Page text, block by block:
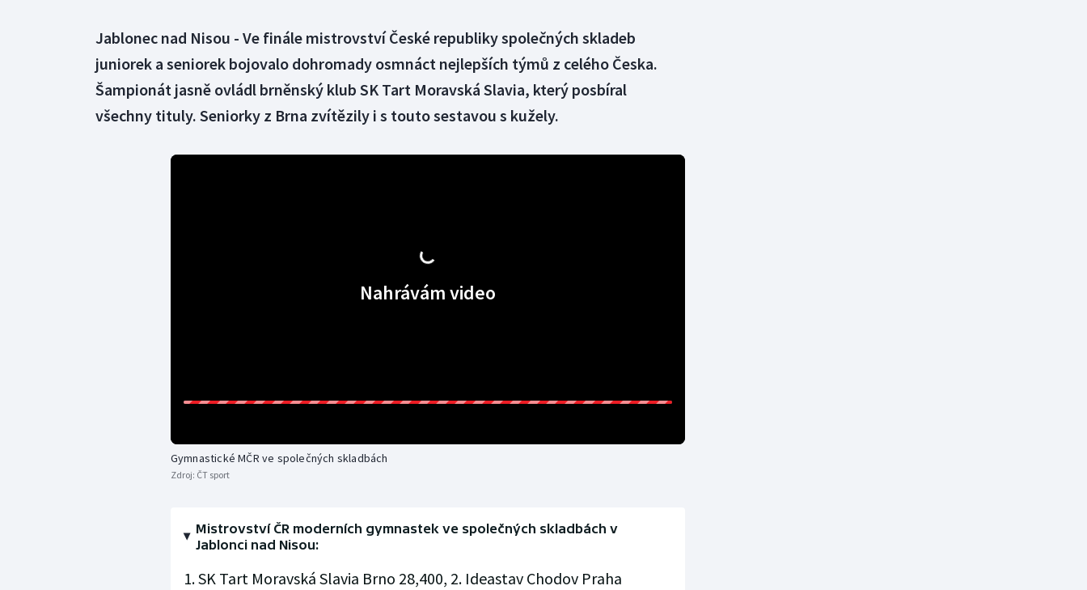
Jablonec nad Nisou - Ve finále mistrovství České republiky společných skladeb
juniorek a seniorek bojovalo dohromady osmnáct nejlepších týmů z celého Česka.
Šampionát jasně ovládl brněnský klub SK Tart Moravská Slavia, který posbíral
všechny tituly. Seniorky z Brna zvítězily i s touto sestavou s kužely.
Nahrávám video
Gymnastické MČR ve společných skladbách
Zdroj: ČT sport
Mistrovství ČR moderních gymnastek ve společných skladbách v
Jablonci nad Nisou:
1. SK Tart Moravská Slavia Brno 28,400, 2. Ideastav Chodov Praha